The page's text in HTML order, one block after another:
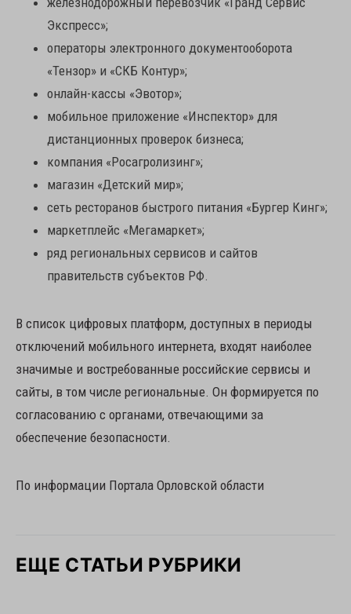
Экспресс»;
операторы электронного документооборота
«Тензор» и «СКБ Контур»;
онлайн-кассы «Эвотор»;
мобильное приложение «Инспектор» для
дистанционных проверок бизнеса;
компания «Росагролизинг»;
магазин «Детский мир»;
сеть ресторанов быстрого питания «Бургер Кинг»;
маркетплейс «Мегамаркет»;
ряд региональных сервисов и сайтов
правительств субъектов РФ.
В список цифровых платформ, доступных в периоды
отключений мобильного интернета, входят наиболее
значимые и востребованные российские сервисы и
сайты, в том числе региональные. Он формируется по
согласованию с органами, отвечающими за
обеспечение безопасности.
По информации Портала Орловской области
ЕЩЕ СТАТЬИ РУБРИКИ